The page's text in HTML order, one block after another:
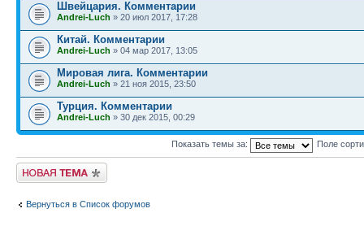
Швейцария. Комментарии
Andrei-Luch » 20 июл 2017, 17:28
Китай. Комментарии
Andrei-Luch » 04 мар 2017, 13:05
Мировая лига. Комментарии
Andrei-Luch » 21 ноя 2015, 23:50
Турция. Комментарии
Andrei-Luch » 30 дек 2015, 00:29
Показать темы за: Поле
Новая тема
Вернуться в Список форумов